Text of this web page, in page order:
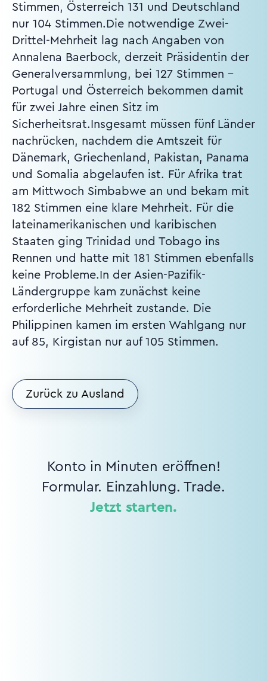
Stimmen, Österreich 131 und Deutschland
nur 104 Stimmen.Die notwendige Zwei-
Drittel-Mehrheit lag nach Angaben von
Annalena Baerbock, derzeit Präsidentin der
Generalversammlung, bei 127 Stimmen -
Portugal und Österreich bekommen damit
für zwei Jahre einen Sitz im
Sicherheitsrat.Insgesamt müssen fünf Länder
nachrücken, nachdem die Amtszeit für
Dänemark, Griechenland, Pakistan, Panama
und Somalia abgelaufen ist. Für Afrika trat
am Mittwoch Simbabwe an und bekam mit
182 Stimmen eine klare Mehrheit. Für die
lateinamerikanischen und karibischen
Staaten ging Trinidad und Tobago ins
Rennen und hatte mit 181 Stimmen ebenfalls
keine Probleme.In der Asien-Pazifik-
Ländergruppe kam zunächst keine
erforderliche Mehrheit zustande. Die
Philippinen kamen im ersten Wahlgang nur
auf 85, Kirgistan nur auf 105 Stimmen.
Zurück zu Ausland
Konto in Minuten eröffnen!
Formular. Einzahlung. Trade.
Jetzt starten.